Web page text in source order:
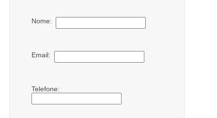
Nome:
Email:
Telefone: